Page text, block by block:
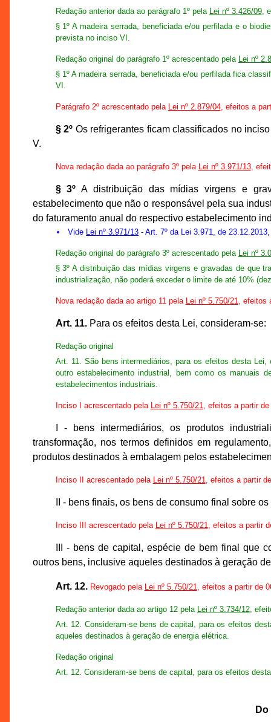
Redação anterior dada ao parágrafo 1º pela Lei nº 3.426/09,
§ 1º A madeira serrada, beneficiada e/ou perfilada e o
prevista no inciso VI.
Redação original do parágrafo 1º acrescentado pela Lei nº
§ 1º A madeira serrada, beneficiada e/ou perfilada fica
VI.
Parágrafo 2º acrescentado pela Lei nº 2.879/04, efeitos a
§ 2º Os refrigerantes ficam classificados no
V.
Nova redação dada ao parágrafo 3º pela Lei nº 3.971/13,
§ 3º A distribuição das mídias virgens e
estabelecimento que não o responsável pela sua
do faturamento anual do respectivo estabelecimento
Vide Lei nº 3.971/13 - Art. 7º da Lei 3.971, de
Redação original do parágrafo 3º acrescentado pela Lei nº
§ 3º A distribuição das mídias virgens e gravadas de que
industrialização, não poderá exceder o limite de até 10%
Nova redação dada ao artigo 11 pela Lei nº 5.750/21, efeitos
Art. 11.Para os efeitos desta Lei, consideram-se:
Redação original
Art. 11. São bens intermediários, para os efeitos desta
outro estabelecimento industrial, bem como os manuais
estabelecimentos industriais.
Inciso I acrescentado pela Lei nº 5.750/21, efeitos a partir de
I - bens intermediários, os produtos
transformação, nos termos definidos em
produtos destinados à embalagem pelos
Inciso II acrescentado pela Lei nº 5.750/21, efeitos a partir
II - bens finais, os bens de consumo final sobre
Inciso III acrescentado pela Lei nº 5.750/21, efeitos a partir
III - bens de capital, espécie de bem final que
outros bens, inclusive aqueles destinados à geração
Art. 12. Revogado pela Lei nº 5.750/21, efeitos a partir de
Redação anterior dada ao artigo 12 pela Lei nº 3.734/12,
Art. 12. Consideram-se bens de capital, para os efeitos
aqueles destinados à geração de energia elétrica.
Redação original
Art. 12. Consideram-se bens de capital, para os efeitos